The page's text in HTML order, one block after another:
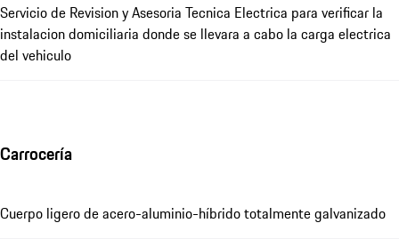
Servicio de Revision y Asesoria Tecnica Electrica para verificar la
instalacion domiciliaria donde se llevara a cabo la carga electrica
del vehiculo
Carrocería
Cuerpo ligero de acero-aluminio-híbrido totalmente galvanizado